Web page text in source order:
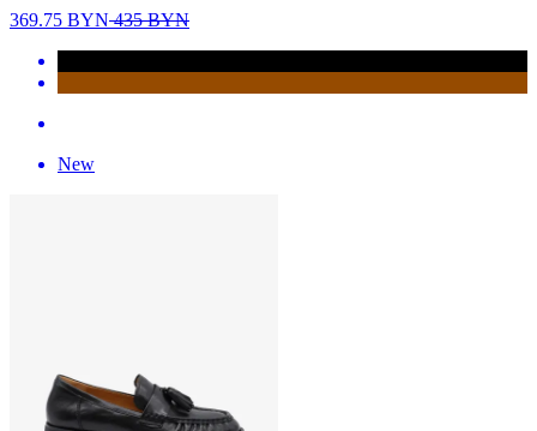
369.75 BYN435BYN
New